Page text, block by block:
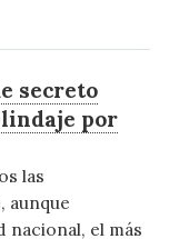
secreto
por
las
aunque
el más